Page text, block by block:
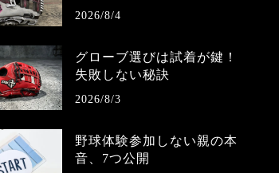
2026/8/4
グローブ選びは試着が鍵！
失敗しない秘訣
2026/8/3
野球体験参加しない親の本
音、7つ公開